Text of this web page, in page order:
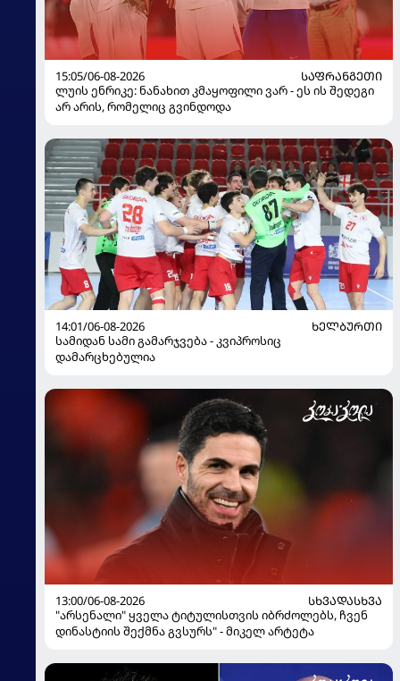
15:05/06-08-2026
ᲡᲐᲤᲠᲐᲜᲒᲔᲗᲘ
ლუის ენრიკე: ნანახით კმაყოფილი ვარ - ეს ის შედეგი
არ არის, რომელიც გვინდოდა
14:01/06-08-2026
ᲮᲔᲚᲑᲣᲠᲗᲘ
სამიდან სამი გამარჯვება - კვიპროსიც
დამარცხებულია
13:00/06-08-2026
ᲡᲮᲕᲐᲓᲐᲡᲮᲕᲐ
"არსენალი" ყველა ტიტულისთვის იბრძოლებს, ჩვენ
დინასტიის შექმნა გვსურს" - მიკელ არტეტა